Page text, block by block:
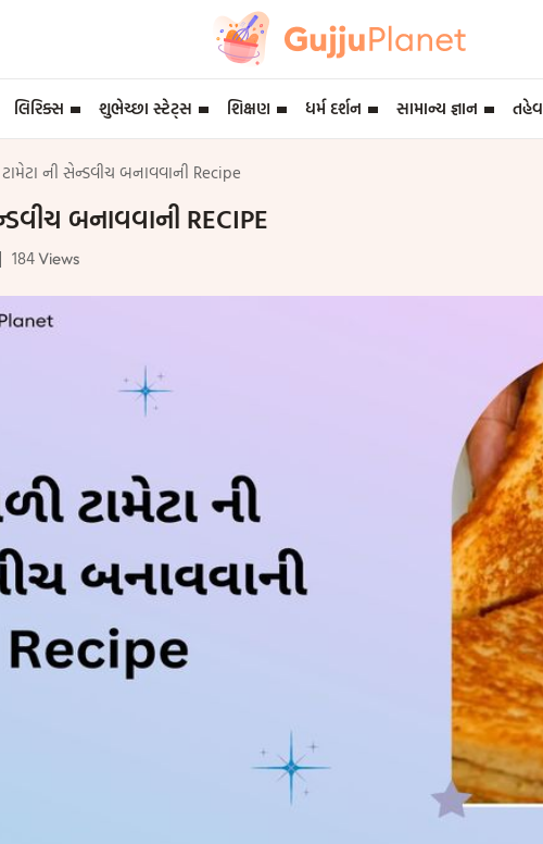
લિરિક્સ શુભેચ્છા સ્ટેટ્સ શિક્ષણ ધર્મ દર્શન સામાન્ય જ્ઞાન
ની સેન્ડવીચ બનાવવાની Recipe
બનાવવાની RECIPE
184Views